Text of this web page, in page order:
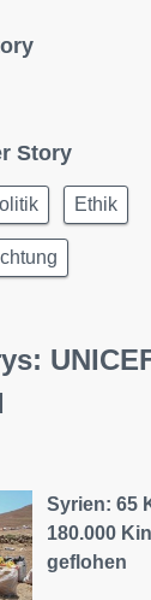
Story
Ethik
Syrien: 65
180.000
geflohen